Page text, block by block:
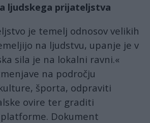
ljudskega prijateljstva
je temelj odnosov velikih
na ljudstvu, upanje je v
sila je na lokalni ravni.«
na področju
športa, odpraviti
ovire ter graditi
Dokument